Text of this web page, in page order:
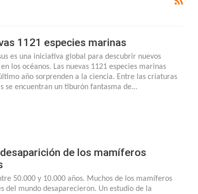
1121 especies marinas
es una iniciativa global para descubrir nuevos
los océanos. Las nuevas 1121 especies marinas
año sorprenden a la ciencia. Entre las criaturas
se encuentran un tiburón fantasma de…
de los mamíferos
50.000 y 10.000 años. Muchos de los mamíferos
del mundo desaparecieron. Un estudio de la